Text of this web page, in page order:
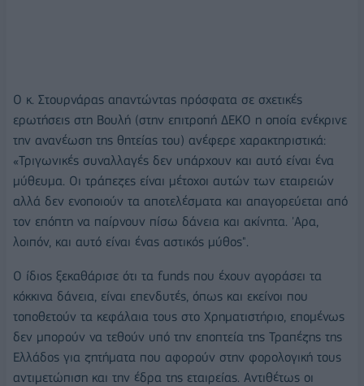
Ο κ. Στουρνάρας απαντώντας πρόσφατα σε σχετικές
ερωτήσεις στη Βουλή (στην επιτροπή ΔΕΚΟ η οποία ενέκρινε
την ανανέωση της θητείας του) ανέφερε χαρακτηριστικά:
«Τριγωνικές συναλλαγές δεν υπάρχουν και αυτό είναι ένα
μύθευμα. Οι τράπεζες είναι μέτοχοι αυτών των εταιρειών
αλλά δεν ενοποιούν τα αποτελέσματα και απαγορεύεται από
τον επόπτη να παίρνουν πίσω δάνεια και ακίνητα. 'Αρα,
λοιπόν, και αυτό είναι ένας αστικός μύθος".
Ο ίδιος ξεκαθάρισε ότι τα funds που έχουν αγοράσει τα
κόκκινα δάνεια, είναι επενδυτές, όπως και εκείνοι που
τοποθετούν τα κεφάλαια τους στο Χρηματιστήριο, επομένως
δεν μπορούν να τεθούν υπό την εποπτεία της Τραπέζης της
Ελλάδος για ζητήματα που αφορούν στην φορολογική τους
αντιμετώπιση και την έδρα της εταιρείας. Αντιθέτως οι